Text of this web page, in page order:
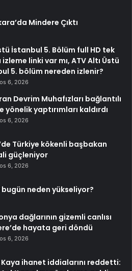
Mindere Çıktı
İstanbul 5. Bölüm full HD tek
linki var mı, ATV Altı Üstü
5. bölüm nereden izlenir?
6, 2026
Devrim Muhafızları bağlantılı
yönelik yaptırımları kaldırdı
6, 2026
Türkiye kökenli başbakan
güçleniyor
6, 2026
neden yükseliyor?
dağlarının gizemli canlısı
hayata geri döndü
6, 2026
Kaya ihanet iddialarını reddetti: